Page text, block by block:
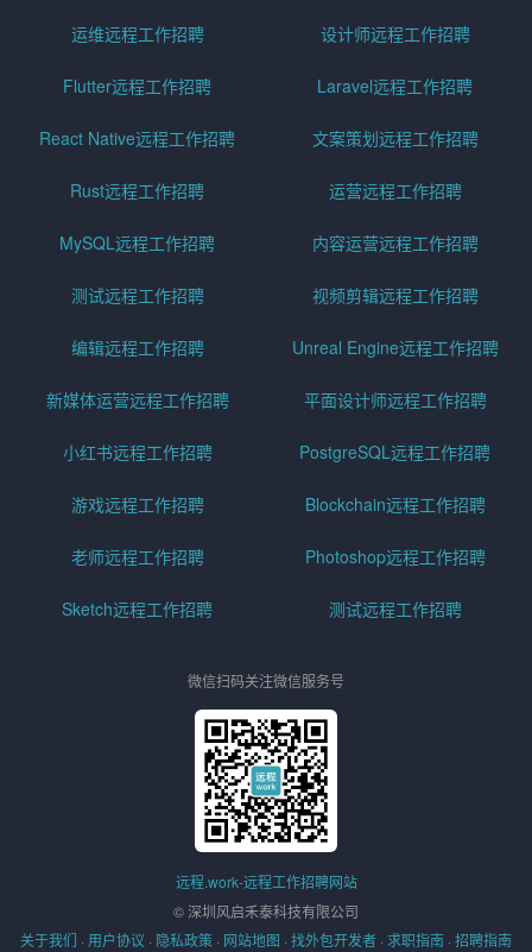
运维远程工作招聘 设计师远程工作招聘
Flutter远程工作招聘 Laravel远程工作招聘
React Native远程工作招聘 文案策划远程工作招聘
Rust远程工作招聘 运营远程工作招聘
MySQL远程工作招聘 内容运营远程工作招聘
测试远程工作招聘 视频剪辑远程工作招聘
编辑远程工作招聘 Unreal Engine远程工作招聘
新媒体运营远程工作招聘 平面设计师远程工作招聘
小红书远程工作招聘 PostgreSQL远程工作招聘
游戏远程工作招聘 Blockchain远程工作招聘
老师远程工作招聘 Photoshop远程工作招聘
Sketch远程工作招聘 测试远程工作招聘
微信扫码关注微信服务号
远程.work-远程工作招聘网站
© 深圳风启禾泰科技有限公司
关于我们 · 用户协议 · 隐私政策 · 网站地图 · 找外包开发者 · 求职指南 · 招聘指南